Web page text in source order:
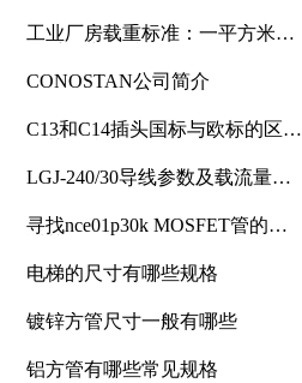
工业厂房载重标准：一平方米能
CONOSTAN公司简介
C13和C14插头国标与欧标的区别
LGJ-240/30导线参数及载流量解
寻找nce01p30k MOSFET管的合
电梯的尺寸有哪些规格
镀锌方管尺寸一般有哪些
铝方管有哪些常见规格